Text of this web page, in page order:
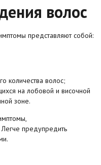
волос
представляют собой:
количества волос;
на лобовой и височной
зоне.
Легче предупредить